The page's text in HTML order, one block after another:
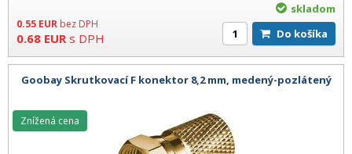
0.55 EUR bez DPH
0.68 EUR s DPH
skladom
Do košíka
Goobay Skrutkovací F konektor 8,2 mm, medený-pozlátený
Znížená cena